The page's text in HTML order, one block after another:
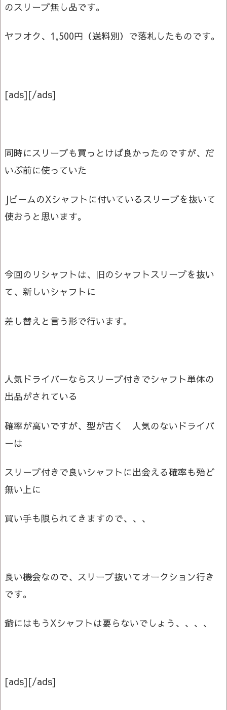
のスリーブ無し品です。
ヤフオク、1,500円（送料別）で落札したものです。
[ads][/ads]
同時にスリーブも買っとけば良かったのですが、だ
いぶ前に使っていた
JビームのXシャフトに付いているスリーブを抜いて
使おうと思います。
今回のリシャフトは、旧のシャフトスリーブを抜い
て、新しいシャフトに
差し替えと言う形で行います。
人気ドライバーならスリーブ付きでシャフト単体の
出品がされている
確率が高いですが、型が古く 人気のないドライバ
ーは
スリーブ付きで良いシャフトに出会える確率も殆ど
無い上に
買い手も限られてきますので、、、
良い機会なので、スリーブ抜いてオークション行き
です。
爺にはもうXシャフトは要らないでしょう、、、、
[ads][/ads]